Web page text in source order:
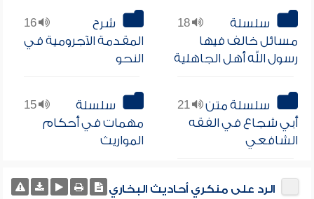
18
سلسلة
مسائل خالف فيها
رسول الله أهل الجاهلية
16
شرح
المقدمة الآجرومية في
النحو
21
سلسلة متن
أبي شجاع في الفقه
الشافعي
15
سلسلة
مهمات في أحكام
المواريث
الرد على منكري أحاديث البخاري